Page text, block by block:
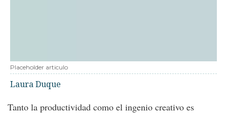
Placeholder articulo
Laura Duque
Tanto la productividad como el ingenio creativo es